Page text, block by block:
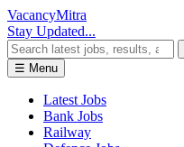
VacancyMitra
Stay Updated...
☰ Menu
Latest Jobs
Bank Jobs
Railway